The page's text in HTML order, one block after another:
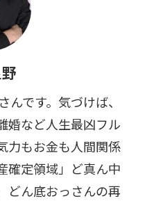
です。気づけば、
婚など人生最凶フル
力もお金も人間関係
確定領域」ど真ん中
どん底おっさんの再